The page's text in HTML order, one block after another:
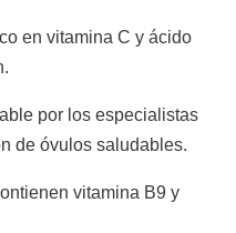
en vitamina C y ácido
por los especialistas
de óvulos saludables.
vitamina B9 y